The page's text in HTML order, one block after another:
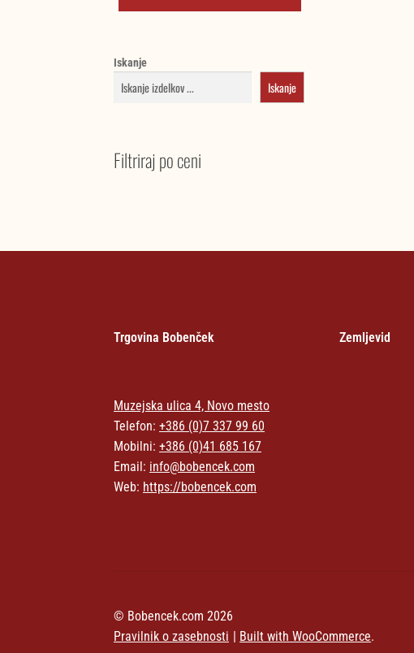
Iskanje
Iskanje
Filtriraj po ceni
Trgovina Bobenček
Muzejska ulica 4, Novo mesto
Telefon:+386 (0)7 337 99 60
Mobilni:+386 (0)41 685 167
Email: info@bobencek.com
Web: https://bobencek.com
Zemljevid
© Bobencek.com 2026
Pravilnik o zasebnosti
Built with WooCommerce.